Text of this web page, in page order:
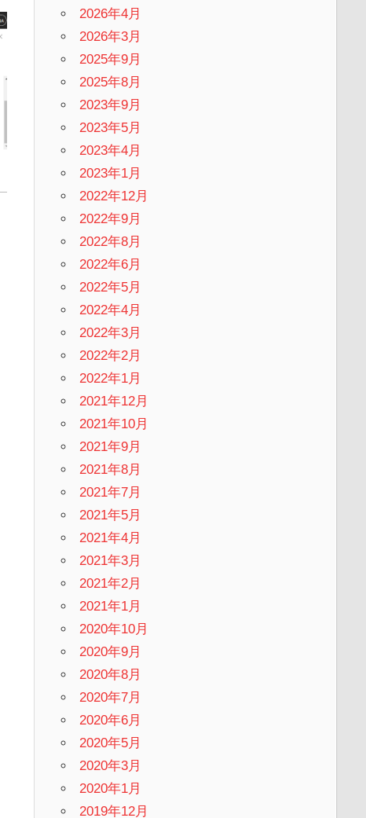
2026年4月
2026年3月
2025年9月
2025年8月
2023年9月
2023年5月
2023年4月
2023年1月
2022年12月
2022年9月
2022年8月
2022年6月
2022年5月
2022年4月
2022年3月
2022年2月
2022年1月
2021年12月
2021年10月
2021年9月
2021年8月
2021年7月
2021年5月
2021年4月
2021年3月
2021年2月
2021年1月
2020年10月
2020年9月
2020年8月
2020年7月
2020年6月
2020年5月
2020年3月
2020年1月
2019年12月